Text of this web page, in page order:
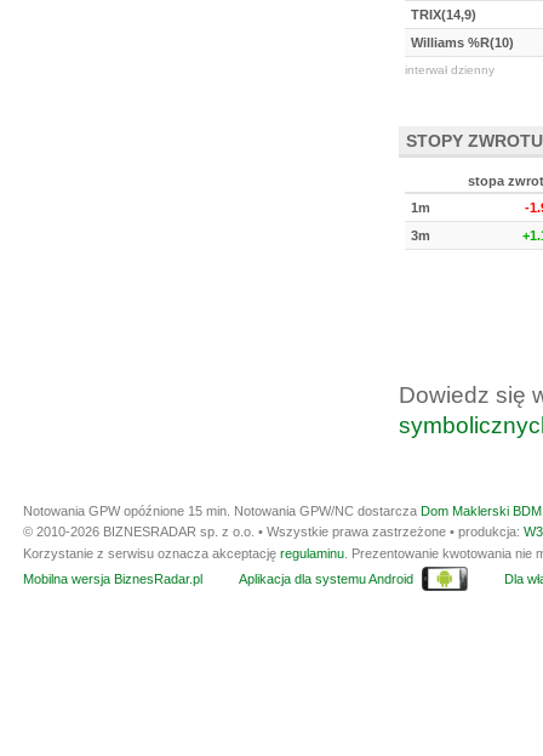
TRIX(14,9)
Williams %R(10)
interwał dzienny
STOPY ZWROTU
stopa
1m
-
3m
Dowiedz się
Notowania GPW opóźnione 15 min. Notowania GPW/NC dostarcza Dom Maklerski
© 2010-2026 BIZNESRADAR sp. z o.o. • Wszystkie prawa zastrzeżone • produkcja:
Korzystanie z serwisu oznacza akceptację regulaminu . Prezentowanie kwotowania
Mobilna wersja BiznesRadar.pl
Aplikacja dla systemu Android Dla